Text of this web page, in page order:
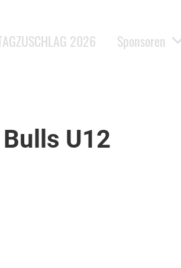
2026 Sponsoren
U12